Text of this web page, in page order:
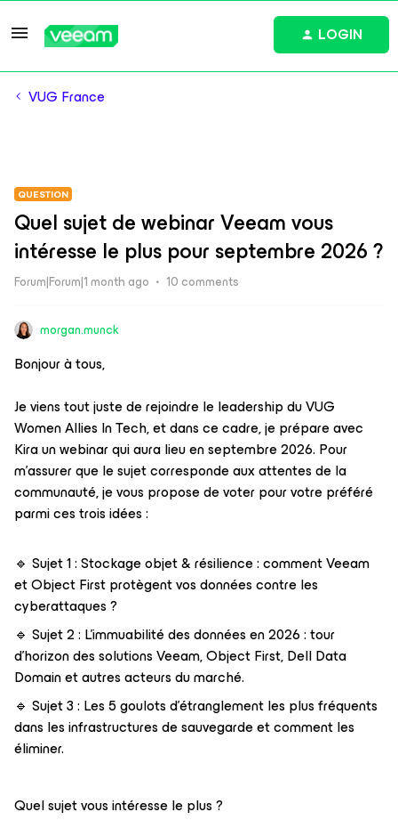
LOGIN
VUG France
QUESTION
Quel sujet de webinar Veeam vous
intéresse le plus pour septembre 2026 ?
Forum|Forum|1 month ago 10 comments
morgan.munck
Bonjour à tous,
Je viens tout juste de rejoindre le leadership du VUG
Women Allies In Tech, et dans ce cadre, je prépare avec
Kira un webinar qui aura lieu en septembre 2026. Pour
m'assurer que le sujet corresponde aux attentes de la
communauté, je vous propose de voter pour votre préféré
parmi ces trois idées :
🔹 Sujet 1 : Stockage objet & résilience : comment Veeam
et Object First protègent vos données contre les
cyberattaques ?
🔹 Sujet 2 : L’immuabilité des données en 2026 : tour
d’horizon des solutions Veeam, Object First, Dell Data
Domain et autres acteurs du marché.
🔹 Sujet 3 : Les 5 goulots d’étranglement les plus fréquents
dans les infrastructures de sauvegarde et comment les
éliminer.
Quel sujet vous intéresse le plus ?